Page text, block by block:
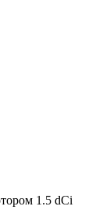
1.5 dCi